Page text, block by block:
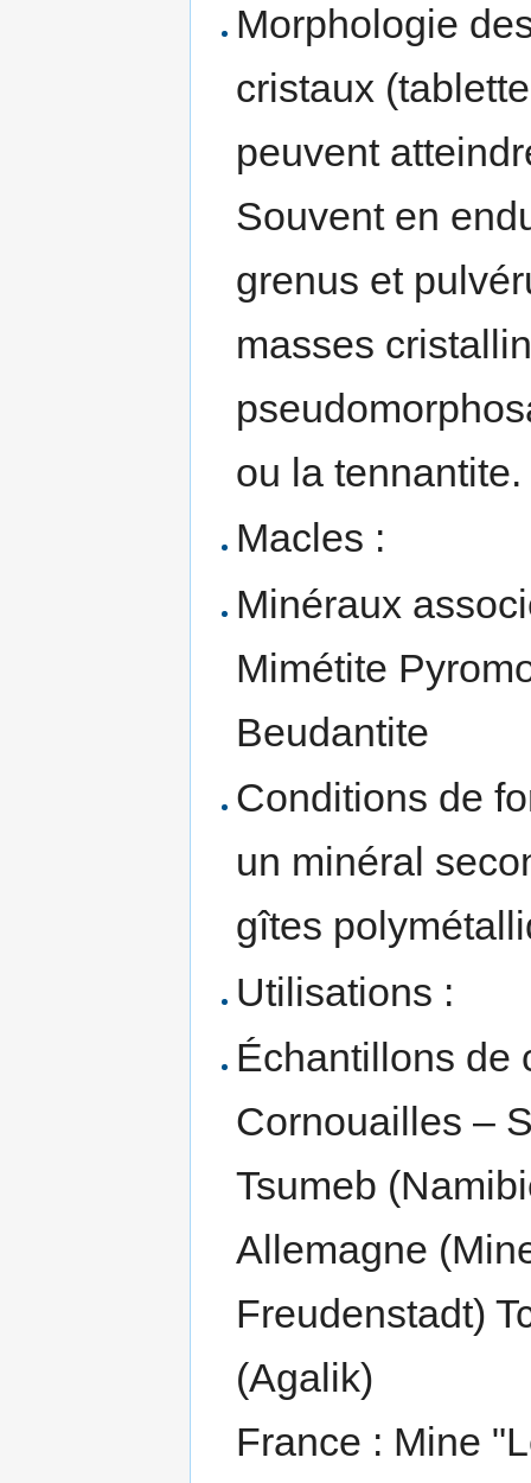
Morphologie
cristaux
peuvent
Souvent en
grenus et
masses
ou la tennantite.
Macles :
Minéraux
Mimétite
Beudantite
Conditions de
un minéral
gîtes
Utilisations :
Échantillons de
Cornouailles –
Tsumeb
Allemagne
Freudenstadt)
(Agalik)
France : Mine